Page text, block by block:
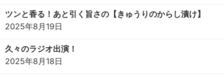
ツンと香る！あと引く旨さの【きゅうりのからし漬け】
2025年8月19日
久々のラジオ出演！
2025年8月18日